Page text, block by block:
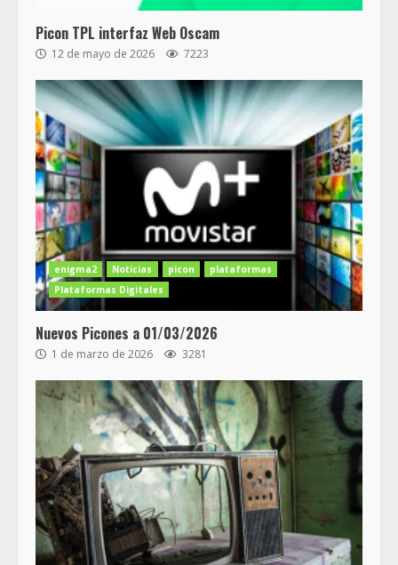
Picon TPL interfaz Web Oscam
12 de mayo de 2026 7223
enigma2 Noticias picon
plataformas
Plataformas Digitales
Nuevos Picones a 01/03/2026
1 de marzo de 2026 3281